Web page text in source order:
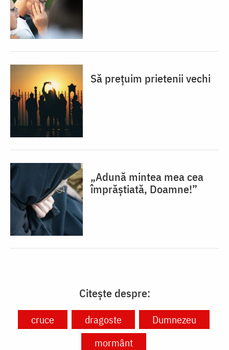
Să prețuim prietenii vechi
„Adună mintea mea cea
împrăștiată, Doamne!”
Citește despre:
cruce dragoste
Dumnezeu
mormânt